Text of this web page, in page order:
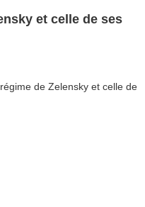
et celle de ses